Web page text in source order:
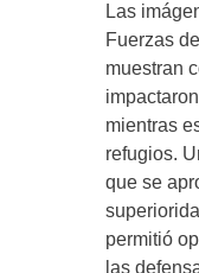
Las
Fuerzas
muestran
mientras
refugios.
que se
permitió
las